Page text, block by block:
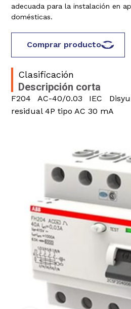
adecuada para la instalación en
domésticas.
Comprar producto
Clasificación
Descripción corta
F204 AC-40/0.03 IEC
residual 4P tipo AC 30 mA